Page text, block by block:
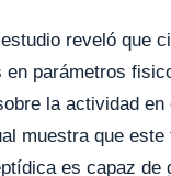
reveló que
en parámetros
la actividad en
muestra que este
es capaz de